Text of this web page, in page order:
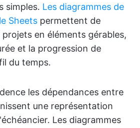
simples. Les diagrammes de
Sheets permettent de
en éléments gérables,
et la progression de
du temps.
les dépendances entre
une représentation
Les diagrammes